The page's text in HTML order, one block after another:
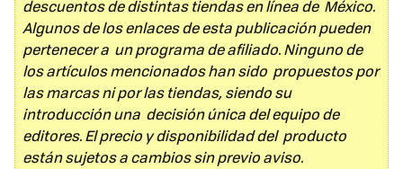
descuentos de distintas tiendas en línea de México.
Algunos de los enlaces de esta publicación pueden
pertenecer a un programa de afiliado. Ninguno de
los artículos mencionados han sido propuestos por
las marcas ni por las tiendas, siendo su
introducción una decisión única del equipo de
editores. El precio y disponibilidad del producto
están sujetos a cambios sin previo aviso.